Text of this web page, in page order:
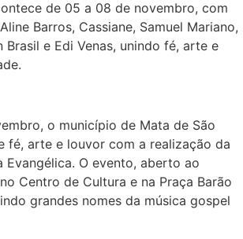
de 05 a 08 de novembro, com
Barros, Cassiane, Samuel Mariano,
Brasil e Edi Venas, unindo fé, arte e
o município de Mata de São
fé, arte e louvor com a realização da
Evangélica. O evento, aberto ao
Centro de Cultura e na Praça Barão
grandes nomes da música gospel